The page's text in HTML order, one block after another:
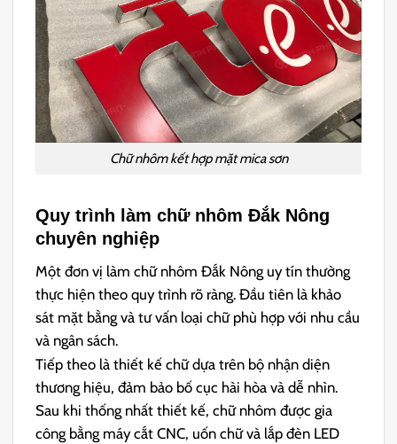
Chữ nhôm kết hợp mặt mica sơn
Quy trình làm chữ nhôm Đắk Nông
chuyên nghiệp
Một đơn vị làm chữ nhôm Đắk Nông uy tín thường
thực hiện theo quy trình rõ ràng. Đầu tiên là khảo
sát mặt bằng và tư vấn loại chữ phù hợp với nhu cầu
và ngân sách.
Tiếp theo là thiết kế chữ dựa trên bộ nhận diện
thương hiệu, đảm bảo bố cục hài hòa và dễ nhìn.
Sau khi thống nhất thiết kế, chữ nhôm được gia
công bằng máy cắt CNC, uốn chữ và lắp đèn LED